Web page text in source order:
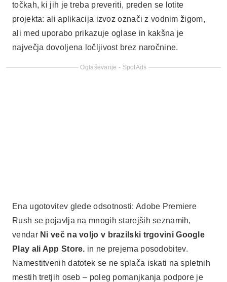
točkah, ki jih je treba preveriti, preden se lotite
projekta: ali aplikacija izvoz označi z vodnim žigom,
ali med uporabo prikazuje oglase in kakšna je
največja dovoljena ločljivost brez naročnine.
Oglaševanje - SpotAds
Ena ugotovitev glede odsotnosti: Adobe Premiere
Rush se pojavlja na mnogih starejših seznamih,
vendar Ni več na voljo v brazilski trgovini Google
Play ali App Store. in ne prejema posodobitev.
Namestitvenih datotek se ne splača iskati na spletnih
mestih tretjih oseb – poleg pomanjkanja podpore je